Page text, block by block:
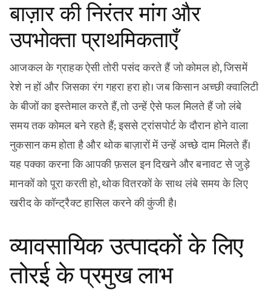
बाज़ार की निरंतर मांग और
उपभोक्ता प्राथमिकताएँ
आजकल के ग्राहक ऐसी तोरी पसंद करते हैं जो कोमल हो, जिसमें
रेशे न हों और जिसका रंग गहरा हरा हो। जब किसान अच्छी क्वालिटी
के बीजों का इस्तेमाल करते हैं, तो उन्हें ऐसे फल मिलते हैं जो लंबे
समय तक कोमल बने रहते हैं; इससे ट्रांसपोर्ट के दौरान होने वाला
नुकसान कम होता है और थोक बाज़ारों में उन्हें अच्छे दाम मिलते हैं।
यह पक्का करना कि आपकी फ़सल इन दिखने और बनावट से जुड़े
मानकों को पूरा करती हो, थोक वितरकों के साथ लंबे समय के लिए
खरीद के कॉन्ट्रैक्ट हासिल करने की कुंजी है।
व्यावसायिक उत्पादकों के लिए
तोरई के प्रमुख लाभ